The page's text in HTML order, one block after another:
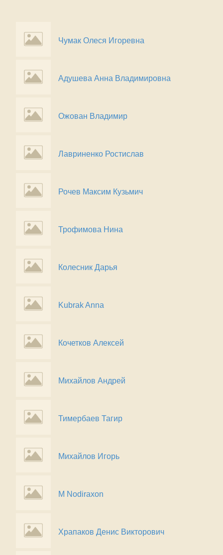
Чумак Олеся Игоревна
Адушева Анна Владимировна
Ожован Владимир
Лавриненко Ростислав
Рочев Максим Кузьмич
Трофимова Нина
Колесник Дарья
Kubrak Anna
Кочетков Алексей
Михайлов Андрей
Тимербаев Тагир
Михайлов Игорь
M Nodiraxon
Храпаков Денис Викторович